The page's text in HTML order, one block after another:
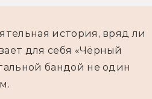
история, вряд ли
для себя «Чёрный
бандой не один